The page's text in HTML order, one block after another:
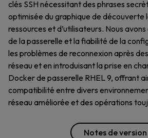
clés SSH nécessitant des phrases
optimisée du graphique de découverte
ressources et d’utilisateurs. Nous
de la passerelle et la fiabilité de la
les problèmes de reconnexion après
réseau et en introduisant la prise en
Docker de passerelle RHEL 9, offrant
compatibilité entre divers
réseau améliorée et des opérations
Notes de version